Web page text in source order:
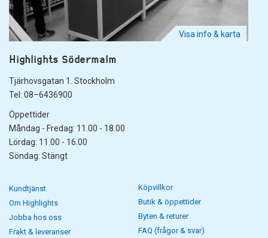
Visa info & karta
Highlights Södermalm
Tjärhovsgatan 1. Stockholm
Tel: 08–6436900
Öppettider
Måndag - Fredag: 11.00 - 18.00
Lördag: 11.00 - 16.00
Söndag: Stängt
Kundtjänst
Om Highlights
Jobba hos oss
Frakt & leveranser
Köpvillkor
Butik & öppettider
Byten & returer
FAQ (frågor & svar)